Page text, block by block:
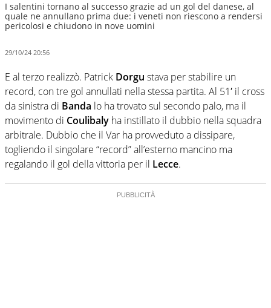
I salentini tornano al successo grazie ad un gol del danese, al
quale ne annullano prima due: i veneti non riescono a rendersi
pericolosi e chiudono in nove uomini
29/10/24 20:56
E al terzo realizzò. Patrick Dorgu stava per stabilire un
record, con tre gol annullati nella stessa partita. Al 51′ il cross
da sinistra di Banda lo ha trovato sul secondo palo, ma il
movimento di Coulibaly ha instillato il dubbio nella squadra
arbitrale. Dubbio che il Var ha provveduto a dissipare,
togliendo il singolare “record” all’esterno mancino ma
regalando il gol della vittoria per il Lecce.